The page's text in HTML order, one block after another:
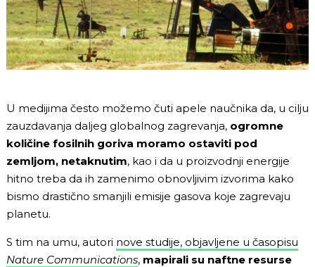
U medijima često možemo čuti apele naučnika da, u cilju
zauzdavanja daljeg globalnog zagrevanja, ogromne
količine fosilnih goriva moramo ostaviti pod
zemljom, netaknutim, kao i da u proizvodnji energije
hitno treba da ih zamenimo obnovljivim izvorima kako
bismo drastično smanjili emisije gasova koje zagrevaju
planetu.
S tim na umu, autori nove studije, objavljene u časopisu
Nature Communications, mapirali su naftne resurse